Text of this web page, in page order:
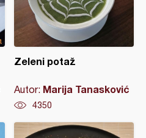
Zeleni potaž
Autor: Marija Tanasković
4350